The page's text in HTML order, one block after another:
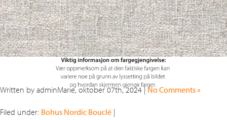
Written by adminMarie, oktober 07th, 2024 |No Comments »
Filed under: Bohus Nordic Bouclé |